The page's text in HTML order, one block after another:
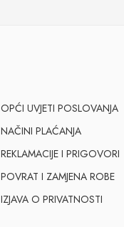
OPĆI UVJETI POSLOVANJA
NAČINI PLAĆANJA
REKLAMACIJE I PRIGOVORI
POVRAT I ZAMJENA ROBE
IZJAVA O PRIVATNOSTI